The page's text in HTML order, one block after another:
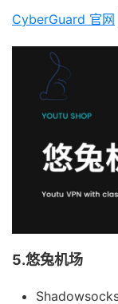
CyberGuard 官网
5.悠兔机场